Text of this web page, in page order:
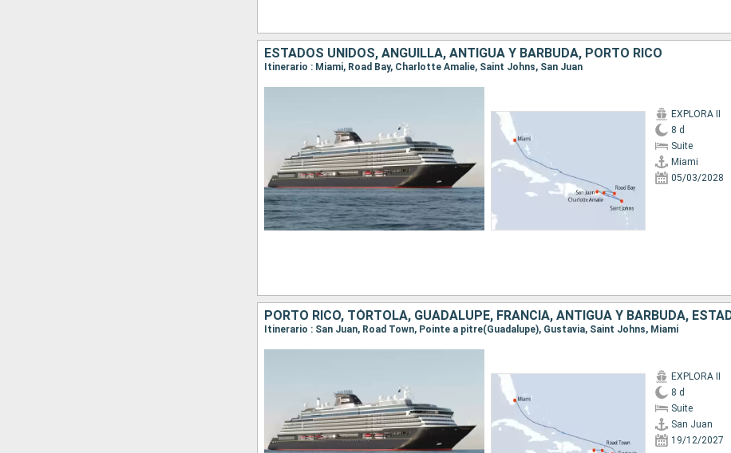
ESTADOS UNIDOS, ANGUILLA, ANTIGUA Y BARBUDA, PORTO RICO
Itinerario : Miami, Road Bay, Charlotte Amalie, Saint Johns, San Juan
EXPLORA II
8 d
Suite
Miami
05/03/2028
Itinerario : San Juan, Road Town, Pointe a pitre(Guadalupe), Gustavia, Saint Johns, Miami
EXPLORA II
8 d
Suite
San Juan
19/12/2027